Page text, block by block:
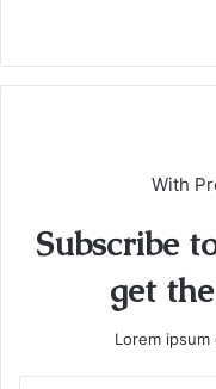
With
Subscribe
get
Lorem